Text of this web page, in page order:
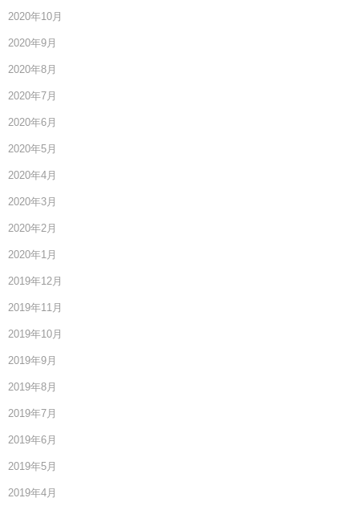
2020年10月
2020年9月
2020年8月
2020年7月
2020年6月
2020年5月
2020年4月
2020年3月
2020年2月
2020年1月
2019年12月
2019年11月
2019年10月
2019年9月
2019年8月
2019年7月
2019年6月
2019年5月
2019年4月